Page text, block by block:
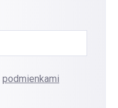
podmienkami